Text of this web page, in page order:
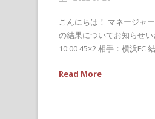
こんにちは！ マネージャ
の結果についてお知らせ
10:00 45×2 相手：横浜FC
Read More